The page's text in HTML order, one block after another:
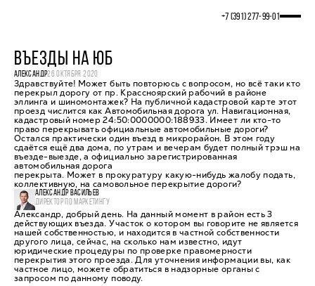
+7 (391) 277‒99‒01
ВЪЕЗДЫ НА ЮБ
АЛЕКСАНДР26 ОКТЯБРЯ 2020
Здравствуйте! Может быть повторюсь с вопросом, но всё таки кто
перекрыл дорогу от пр. Крассноярский рабочий в районе
эллинга и шиномонтажек? На публичной кадастровой карте этот
проезд числится как Автомобильная дорога ул. Навигационная,
кадастровый номер 24:50:0000000:188933. Имеет ли кто-то
право перекрывать официальные автомобильные дороги?
Остался практически один въезд в микрорайон. В этом году
сдаётся ещё два дома, по утрам и вечерам будет полный трэш на
въезде-выезде, а официально зарегистрированная
автомобильная дорога
перекрыта. Может в прокуратуру какую-нибудь жалобу подать,
коллективную, на самовольное перекрытие дороги?
АЛЕКСАНДР ВАСИЛЬЕВ
ДИРЕКТОР ПО МАРКЕТИНГУ
Александр, добрый день. На данный момент в район есть 3
действующих въезда. Участок о котором вы говорите не является
нашей собственностью, и находится в частной собственности
другого лица, сейчас, на сколько нам известно, идут
юридические процедуры по проверке правомерности
перекрытия этого проезда. Для уточнения информации вы, как
частное лицо, можете обратиться в надзорные органы с
запросом по данному поводу.